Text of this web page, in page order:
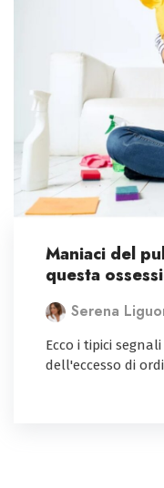
Maniaci del
questa
Serena
Ecco i tipici
dell'eccesso di